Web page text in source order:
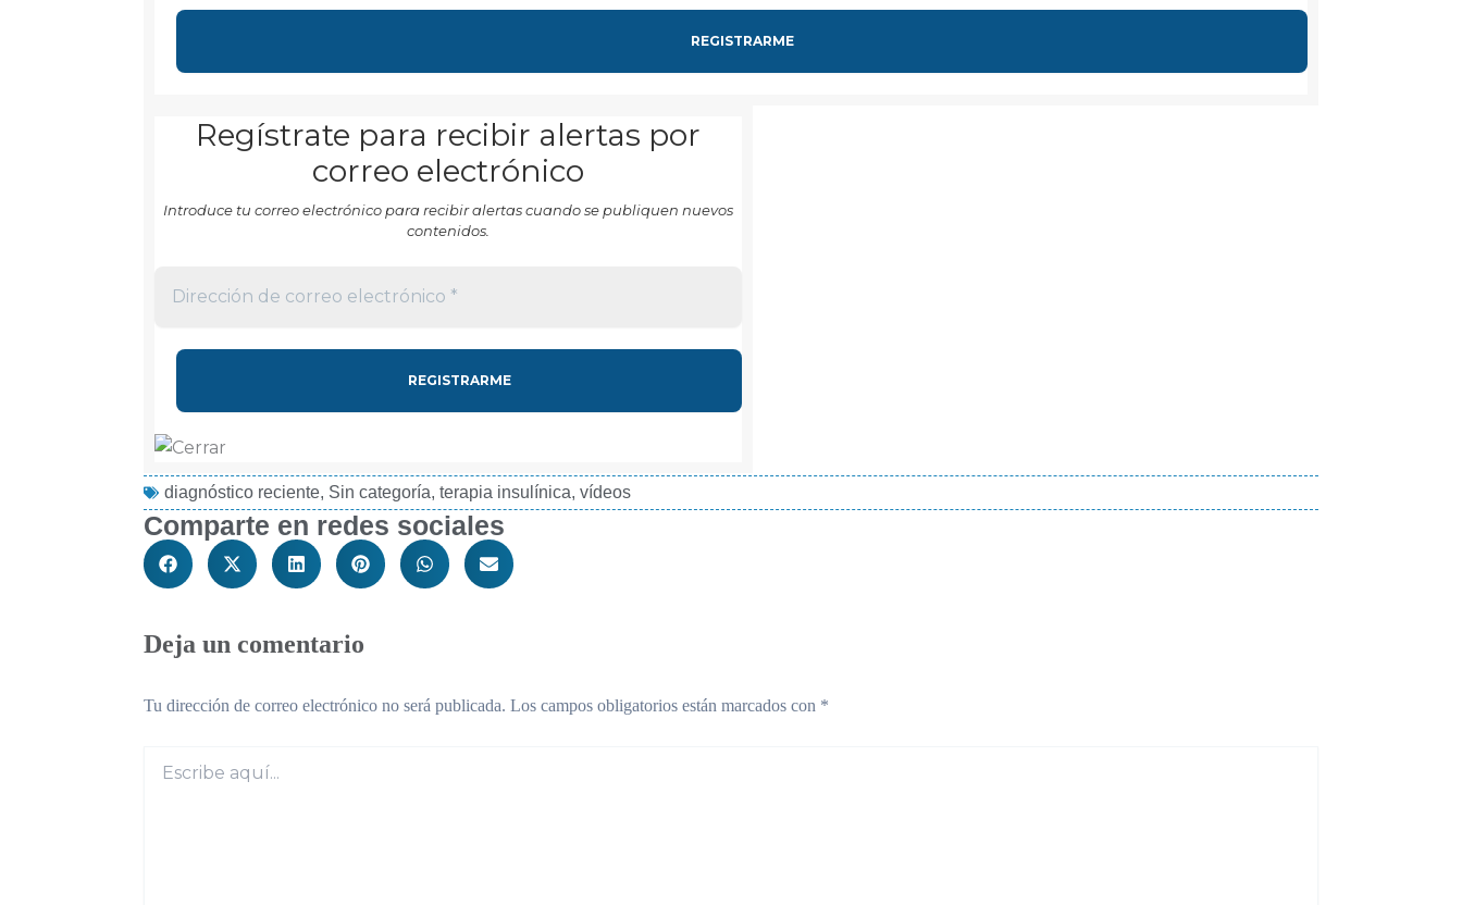
Regístrate para recibir alertas por
correo electrónico
Introduce tu correo electrónico para recibir alertas cuando se publiquen nuevos
contenidos.
diagnóstico reciente, Sin categoría, terapia insulínica, vídeos
Comparte en redes sociales
Deja un comentario
Tu dirección de correo electrónico no será publicada. Los campos obligatorios están marcados con *
aquí...